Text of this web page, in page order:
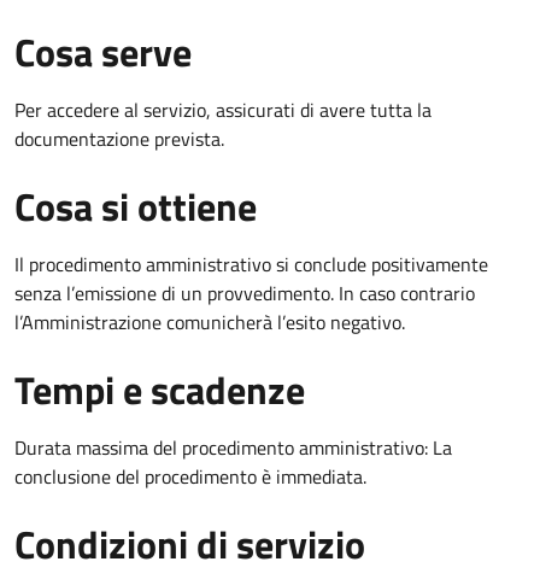
Cosa serve
Per accedere al servizio, assicurati di avere tutta la
documentazione prevista.
Cosa si ottiene
Il procedimento amministrativo si conclude positivamente
senza l’emissione di un provvedimento. In caso contrario
l’Amministrazione comunicherà l’esito negativo.
Tempi e scadenze
Durata massima del procedimento amministrativo: La
conclusione del procedimento è immediata.
Condizioni di servizio